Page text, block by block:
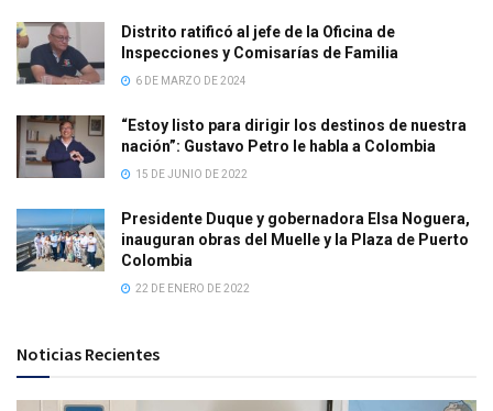
Distrito ratificó al jefe de la Oficina de
Inspecciones y Comisarías de Familia
6 DE MARZO DE 2024
“Estoy listo para dirigir los destinos de nuestra
nación”: Gustavo Petro le habla a Colombia
15 DE JUNIO DE 2022
Presidente Duque y gobernadora Elsa Noguera,
inauguran obras del Muelle y la Plaza de Puerto
Colombia
22 DE ENERO DE 2022
Noticias Recientes